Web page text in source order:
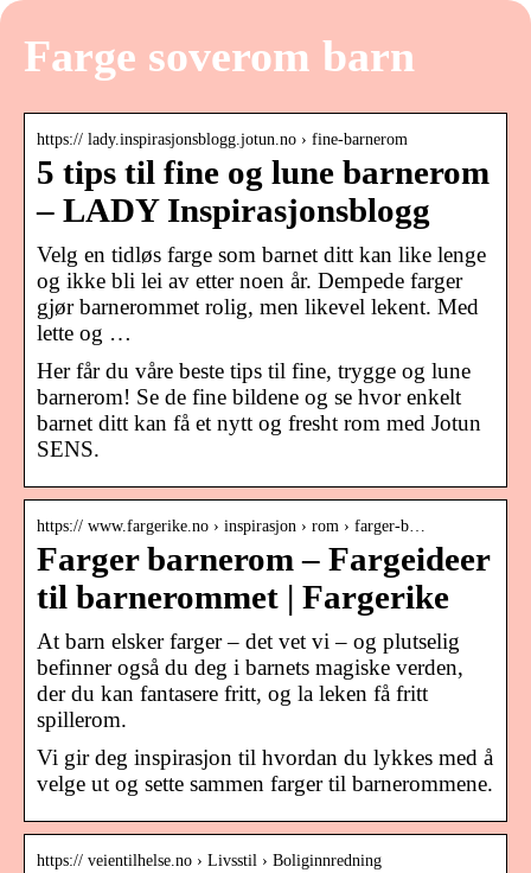
Farge soverom barn
https:// lady.inspirasjonsblogg.jotun.no › fine-barnerom
5 tips til fine og lune barnerom
– LADY Inspirasjonsblogg
Velg en tidløs farge som barnet ditt kan like lenge
og ikke bli lei av etter noen år. Dempede farger
gjør barnerommet rolig, men likevel lekent. Med
lette og …
Her får du våre beste tips til fine, trygge og lune
barnerom! Se de fine bildene og se hvor enkelt
barnet ditt kan få et nytt og fresht rom med Jotun
SENS.
https:// www.fargerike.no › inspirasjon › rom › farger-b…
Farger barnerom – Fargeideer
til barnerommet | Fargerike
At barn elsker farger – det vet vi – og plutselig
befinner også du deg i barnets magiske verden,
der du kan fantasere fritt, og la leken få fritt
spillerom.
Vi gir deg inspirasjon til hvordan du lykkes med å
velge ut og sette sammen farger til barnerommene.
https:// veientilhelse.no › Livsstil › Boliginnredning